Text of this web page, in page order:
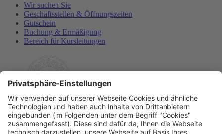
Wir suchen Sie
Geschäftsstellen & Öffnungszeiten
Gutschein
Buchung & Ermäßigung
Bereich für Kursleitungen
Rechtliches